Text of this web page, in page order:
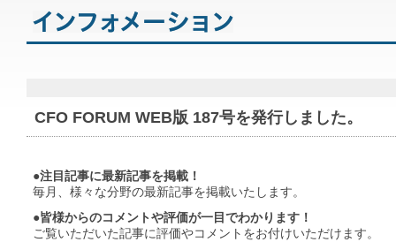
CFO FORUM WEB版 187号を発行しました。
●注目記事に最新記事を掲載！
毎月、様々な分野の最新記事を掲載いたします。
●皆様からのコメントや評価が一目でわかります！
ご覧いただいた記事に評価やコメントをお付けいただけます。